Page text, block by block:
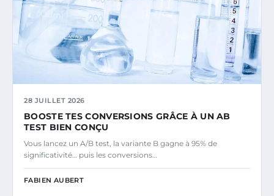
28 JUILLET 2026
BOOSTE TES CONVERSIONS GRÂCE À UN AB
TEST BIEN CONÇU
Vous lancez un A/B test, la variante B gagne à 95% de
significativité… puis les conversions…
FABIEN AUBERT